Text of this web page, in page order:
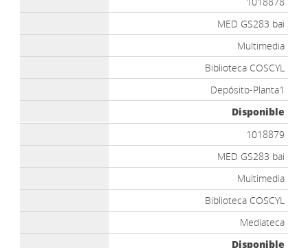
MED GS283 bai
Multimedia
Biblioteca COSCYL
Depósito-Planta1
Disponible
1018879
MED GS283 bai
Multimedia
Biblioteca COSCYL
Mediateca
Disponible